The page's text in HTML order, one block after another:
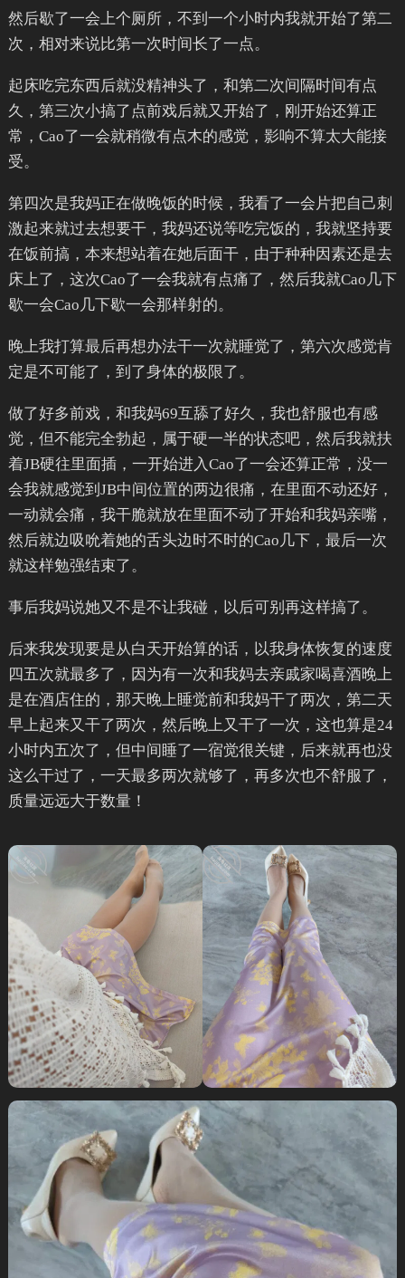
然后歇了一会上个厕所，不到一个小时内我就开始了第二
次，相对来说比第一次时间长了一点。
起床吃完东西后就没精神头了，和第二次间隔时间有点
久，第三次小搞了点前戏后就又开始了，刚开始还算正
常，Cao了一会就稍微有点木的感觉，影响不算太大能接
受。
第四次是我妈正在做晚饭的时候，我看了一会片把自己刺
激起来就过去想要干，我妈还说等吃完饭的，我就坚持要
在饭前搞，本来想站着在她后面干，由于种种因素还是去
床上了，这次Cao了一会我就有点痛了，然后我就Cao几下
歇一会Cao几下歇一会那样射的。
晚上我打算最后再想办法干一次就睡觉了，第六次感觉肯
定是不可能了，到了身体的极限了。
做了好多前戏，和我妈69互舔了好久，我也舒服也有感
觉，但不能完全勃起，属于硬一半的状态吧，然后我就扶
着JB硬往里面插，一开始进入Cao了一会还算正常，没一
会我就感觉到JB中间位置的两边很痛，在里面不动还好，
一动就会痛，我干脆就放在里面不动了开始和我妈亲嘴，
然后就边吸吮着她的舌头边时不时的Cao几下，最后一次
就这样勉强结束了。
事后我妈说她又不是不让我碰，以后可别再这样搞了。
后来我发现要是从白天开始算的话，以我身体恢复的速度
四五次就最多了，因为有一次和我妈去亲戚家喝喜酒晚上
是在酒店住的，那天晚上睡觉前和我妈干了两次，第二天
早上起来又干了两次，然后晚上又干了一次，这也算是24
小时内五次了，但中间睡了一宿觉很关键，后来就再也没
这么干过了，一天最多两次就够了，再多次也不舒服了，
质量远远大于数量！